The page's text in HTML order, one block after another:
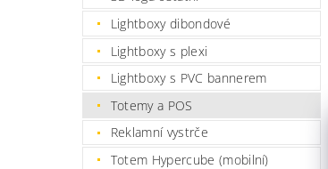
Lightboxy dibondové
Lightboxy s plexi
Lightboxy s PVC bannerem
Totemy a POS
Reklamní vystrče
Totem Hypercube (mobilní)